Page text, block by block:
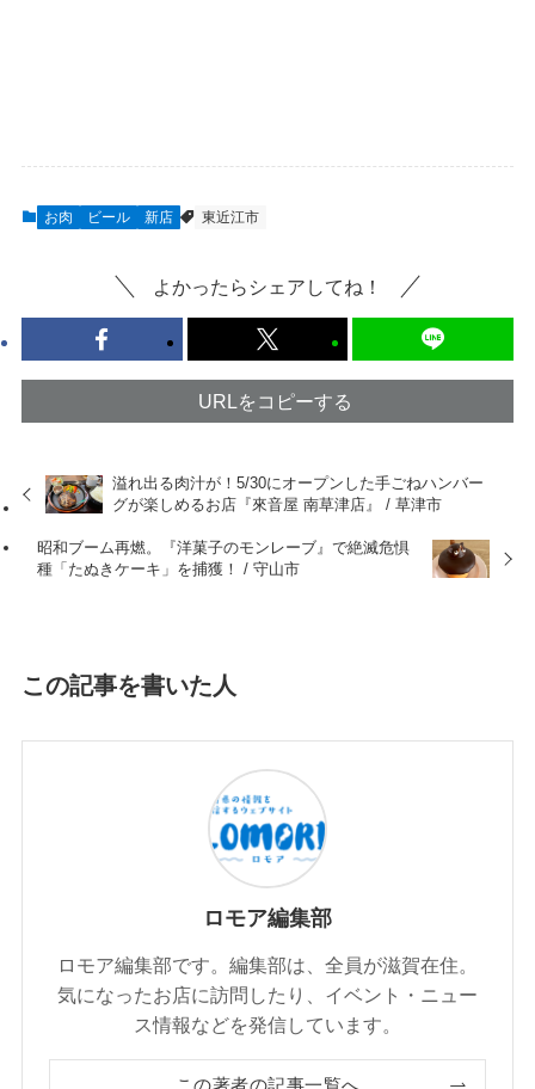
お肉 ビール 新店 東近江市
よかったらシェアしてね！
URLをコピーする
溢れ出る肉汁が！5/30にオープンした手ごねハンバー
グが楽しめるお店『來音屋 南草津店』 / 草津市
昭和ブーム再燃。『洋菓子のモンレーブ』で絶滅危惧
種「たぬきケーキ」を捕獲！ / 守山市
この記事を書いた人
ロモア編集部
ロモア編集部です。編集部は、全員が滋賀在住。
気になったお店に訪問したり、イベント・ニュー
ス情報などを発信しています。